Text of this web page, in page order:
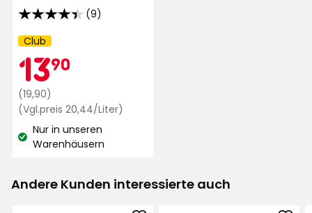
(9)
4.4
von
Sternen,
basierend
auf
Bewertungen
Kampagnenname:
Club
Mitgliedspreis
1390
€
Regulärer
Preis
19,90
€
(19,90)
(Vgl.preis 20,44/Liter)
Lagerbestand:
Nur in unseren
Warenhäusern
Andere Kunden interessierte auch